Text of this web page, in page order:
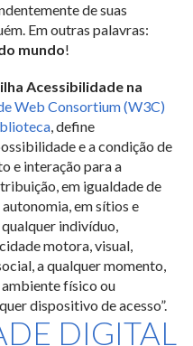
de suas
Em outras palavras:
mundo!
Acessibilidade na
Web Consortium (W3C)
, define
e a condição de
e interação para a
em igualdade de
em sítios e
indivíduo,
motora, visual,
a qualquer momento,
ambiente físico ou
dispositivo de acesso”.
DIGITAL